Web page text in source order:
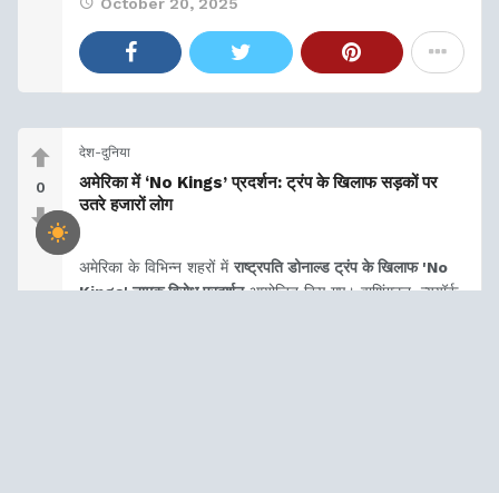
October 20, 2025
0
देश-दुनिया
अमेरिका में ‘No Kings’ प्रदर्शन: ट्रंप के खिलाफ सड़कों पर
उतरे हजारों लोग
अमेरिका के विभिन्न शहरों मेंराष्ट्रपति डोनाल्ड ट्रंप के खिलाफ 'No
Kings' नामक विरोध प्रदर्शनआयोजित किए गए। वाशिंगटन, न्यूयॉर्क